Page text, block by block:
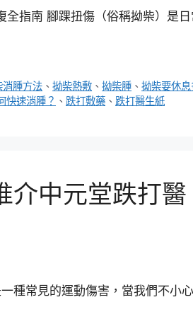
指南 腳踝扭傷（俗稱拗柴）是日
消腫方法 、拗柴熱敷 、拗柴腫 、拗柴要休息
快速消腫？ 、 跌打敷藥 、 跌打醫生紙
介中元堂跌打醫
種常見的運動傷害，當我們不小心